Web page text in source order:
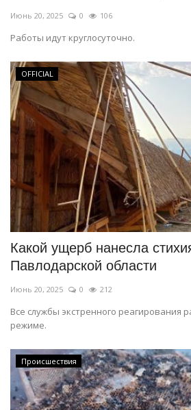
Июнь 20, 2025 0 106
Работы идут круглосуточно.
OFFICIAL
Какой ущерб нанесла
Павлодарской области
Июнь 20, 2025 0 212
Все службы экстренного реагирования
режиме.
Происшествия